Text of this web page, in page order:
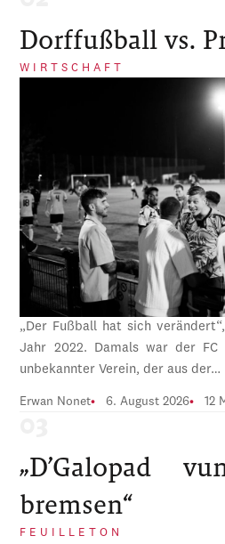
Dorffußball vs.
WIRTSCHAFT
„Der Fußball hat sich
Jahr 2022. Damals war der
unbekannter Verein, der aus der…
Erwan Nonet 6. August 2026 12
„D’Galopad
bremsen“
FEUILLETON